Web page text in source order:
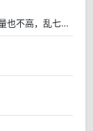
天哪，这个真的是最完美的版本了，耗电量也不高，乱七八糟的也没有，太赞了